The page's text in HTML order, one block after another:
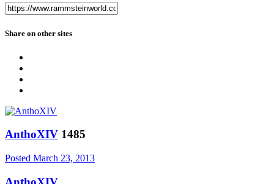
Share on other sites
AnthoXIV 1485
Posted March 23, 2013